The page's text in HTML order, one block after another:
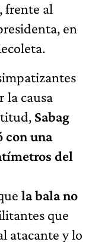
, frente al
en
la causa
Sabag
con una
del
la bala no
que
atacante y lo